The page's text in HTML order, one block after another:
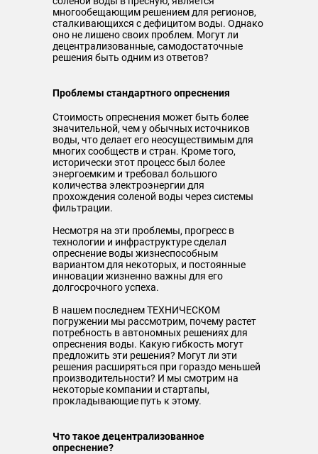
многообещающим решением для регионов,
сталкивающихся с дефицитом воды. Однако
оно не лишено своих проблем. Могут ли
децентрализованные, самодостаточные
решения быть одним из ответов?
Проблемы стандартного опреснения
Стоимость опреснения может быть более
значительной, чем у обычных источников
воды, что делает его неосуществимым для
многих сообществ и стран. Кроме того,
исторически этот процесс был более
энергоемким и требовал большого
количества электроэнергии для
прохождения соленой воды через системы
фильтрации.
Несмотря на эти проблемы, прогресс в
технологии и инфраструктуре сделал
опреснение воды жизнеспособным
вариантом для некоторых, и постоянные
инновации жизненно важны для его
долгосрочного успеха.
В нашем последнем ТЕХНИЧЕСКОМ
погружении мы рассмотрим, почему растет
потребность в автономных решениях для
опреснения воды. Какую гибкость могут
предложить эти решения? Могут ли эти
решения расширяться при гораздо меньшей
производительности? И мы смотрим на
некоторые компании и стартапы,
прокладывающие путь к этому.
Что такое децентрализованное
опреснение?